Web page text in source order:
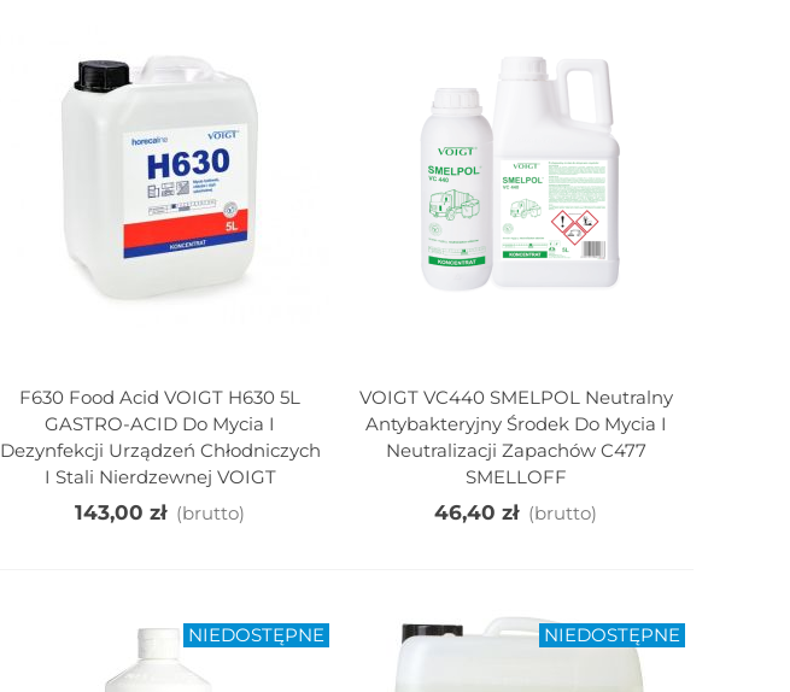
Dodaj Do Koszyka
F630 Food Acid VOIGT H630 5L
GASTRO-ACID Do Mycia I
Dezynfekcji Urządzeń Chłodniczych
I Stali Nierdzewnej VOIGT
143,00 zł (brutto)
Dodaj Do Koszyka
VOIGT VC440 SMELPOL Neutralny
Antybakteryjny Środek Do Mycia I
Neutralizacji Zapachów C477
SMELLOFF
46,40 zł (brutto)
NIEDOSTĘPNE NIEDOSTĘPNE